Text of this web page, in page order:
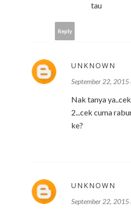
tau
Reply
UNKNOWN
September 22,
Nak tanya
2...cek cuma
ke?
UNKNOWN
September 22,